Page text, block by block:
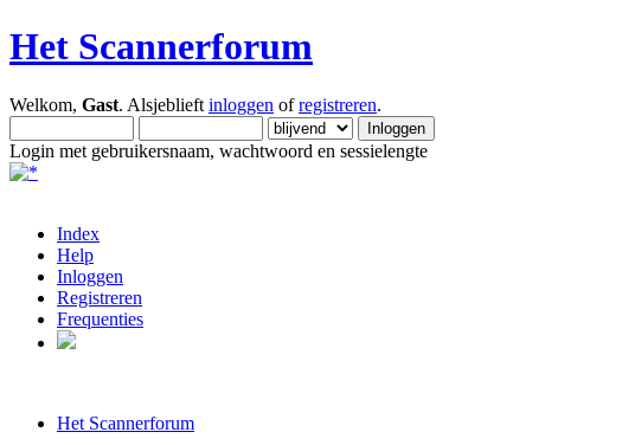
Het Scannerforum
Welkom, Gast. Alsjeblieft inloggen ofregistreren.
Login met gebruikersnaam, wachtwoord en sessielengte
Index
Help
Inloggen
Registreren
Frequenties
Het Scannerforum